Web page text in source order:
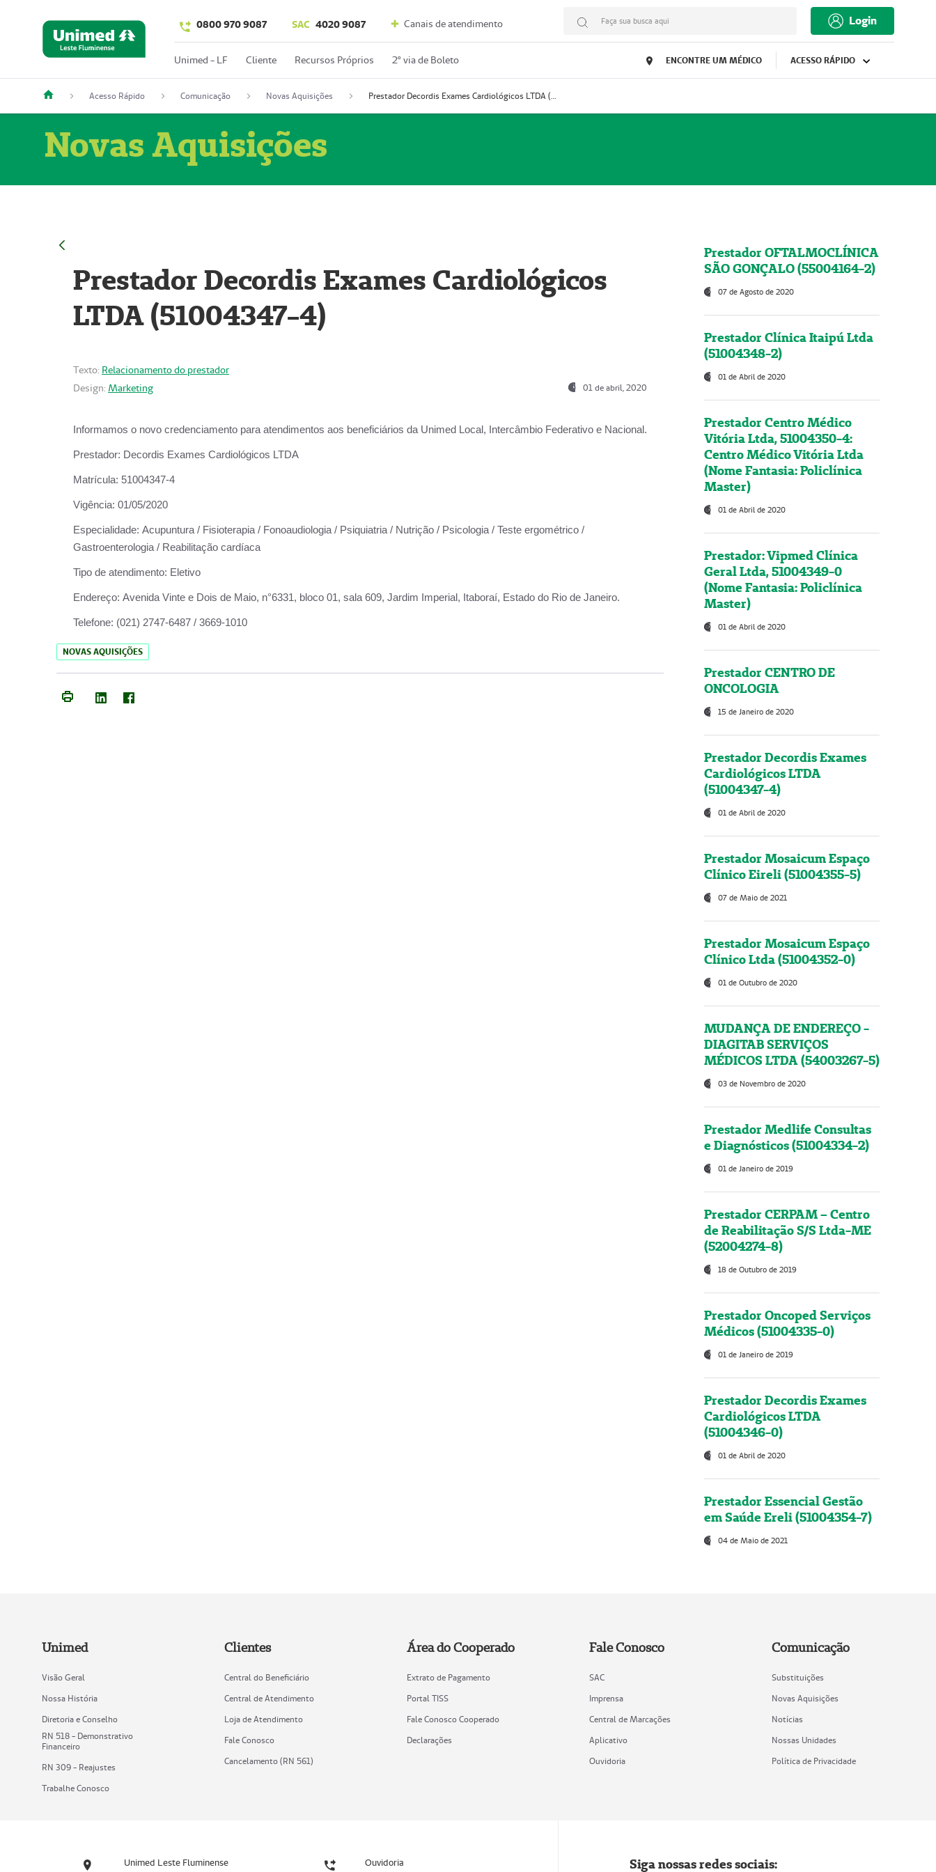
0800 970 9087 SAC 4020 9087 Canais de atendimento Faça sua busca aqui Login
Unimed - LF Cliente Recursos Próprios 2º via de Boleto ENCONTRE UM MÉDICO ACESSO RÁPIDO
Acesso Rápido Comunicação Novas Aquisições Prestador Decordis Exames Cardiológicos LTDA (51004347-4)
Novas Aquisições
Prestador Decordis Exames Cardiológicos
LTDA (51004347-4)
Texto: Relacionamento do prestador
Design: Marketing 01 de abril, 2020
Informamos o novo credenciamento para atendimentos aos beneficiários da Unimed Local, Intercâmbio Federativo e Nacional.
Prestador: Decordis Exames Cardiológicos LTDA
Matrícula: 51004347-4
Vigência: 01/05/2020
Especialidade: Acupuntura / Fisioterapia / Fonoaudiologia / Psiquiatria / Nutrição / Psicologia / Teste ergométrico /
Gastroenterologia / Reabilitação cardíaca
Tipo de atendimento: Eletivo
Endereço: Avenida Vinte e Dois de Maio, n°6331, bloco 01, sala 609, Jardim Imperial, Itaboraí, Estado do Rio de Janeiro.
Telefone: (021) 2747-6487 / 3669-1010
NOVAS AQUISIÇÕES
Prestador OFTALMOCLÍNICA
SÃO GONÇALO (55004164-2)
07 de Agosto de 2020
Prestador Clínica Itaipú Ltda
(51004348-2)
01 de Abril de 2020
Prestador Centro Médico
Vitória Ltda, 51004350-4:
Centro Médico Vitória Ltda
(Nome Fantasia: Policlínica
Master)
01 de Abril de 2020
Prestador: Vipmed Clínica
Geral Ltda, 51004349-0
(Nome Fantasia: Policlínica
Master)
01 de Abril de 2020
Prestador CENTRO DE
ONCOLOGIA
15 de Janeiro de 2020
Prestador Decordis Exames
Cardiológicos LTDA
(51004347-4)
01 de Abril de 2020
Prestador Mosaicum Espaço
Clínico Eireli (51004355-5)
07 de Maio de 2021
Prestador Mosaicum Espaço
Clínico Ltda (51004352-0)
01 de Outubro de 2020
MUDANÇA DE ENDEREÇO -
DIAGITAB SERVIÇOS
MÉDICOS LTDA (54003267-5)
03 de Novembro de 2020
Prestador Medlife Consultas
e Diagnósticos (51004334-2)
01 de Janeiro de 2019
Prestador CERPAM – Centro
de Reabilitação S/S Ltda-ME
(52004274-8)
18 de Outubro de 2019
Prestador Oncoped Serviços
Médicos (51004335-0)
01 de Janeiro de 2019
Prestador Decordis Exames
Cardiológicos LTDA
(51004346-0)
01 de Abril de 2020
Prestador Essencial Gestão
em Saúde Ereli (51004354-7)
04 de Maio de 2021
Unimed
Visão Geral
Nossa História
Diretoria e Conselho
RN 518 - Demonstrativo
Financeiro
RN 309 - Reajustes
Trabalhe Conosco
Clientes
Central do Beneficiário
Central de Atendimento
Loja de Atendimento
Fale Conosco
Cancelamento (RN 561)
Área do Cooperado
Extrato de Pagamento
Portal TISS
Fale Conosco Cooperado
Declarações
Fale Conosco
SAC
Imprensa
Central de Marcações
Aplicativo
Ouvidoria
Comunicação
Substituições
Novas Aquisições
Notícias
Nossas Unidades
Política de Privacidade
Unimed Leste Fluminense Ouvidoria Siga nossas redes sociais: